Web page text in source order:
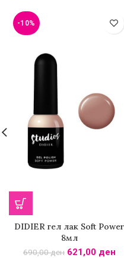
-10%
DIDIER гел лак Soft Power
8мл
690,00ден 621,00 ден